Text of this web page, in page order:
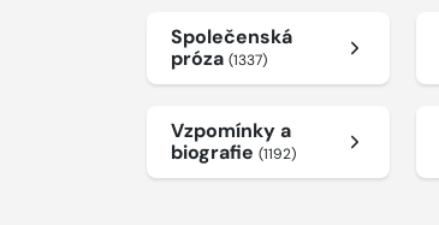
Společenská
próza (1337)
Vzpomínky a
biografie (1192)